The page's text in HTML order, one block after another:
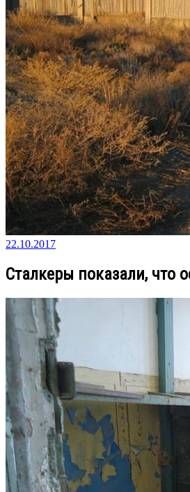
22.10.2017
Сталкеры показали, что